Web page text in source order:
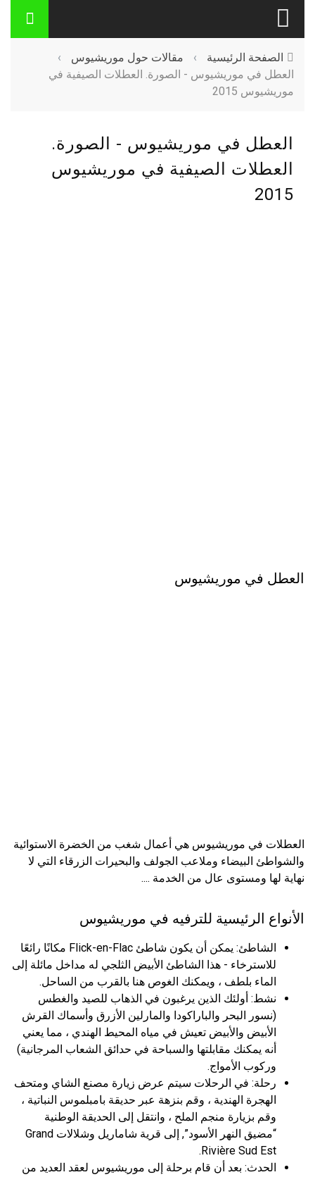
الصفحة الرئيسية › مقالات حول موريشيوس
›
العطل في موريشيوس - الصورة. العطلات الصيفية في
موريشيوس 2015
العطل في موريشيوس - الصورة.
العطلات الصيفية في موريشيوس
2015
العطل في موريشيوس
العطلات في موريشيوس هي أعمال شغب من الخضرة الاستوائية
والشواطئ البيضاء وملاعب الجولف والبحيرات الزرقاء التي لا
نهاية لها ومستوى عال من الخدمة ....
الأنواع الرئيسية للترفيه في موريشيوس
الشاطئ: يمكن أن يكون شاطئ Flick-en-Flac مكانًا رائعًا
للاسترخاء - هذا الشاطئ الأبيض الثلجي له مداخل مائلة إلى
الماء بلطف ، ويمكنك الغوص هنا بالقرب من الساحل.
نشط: أولئك الذين يرغبون في الذهاب للصيد والغطس
(نسور البحر والباراكودا والمارلين الأزرق وأسماك القرش
الأبيض والأبيض تعيش في مياه المحيط الهندي ، مما يعني
أنه يمكنك مقابلتها والسباحة في حدائق الشعاب المرجانية)
وركوب الأمواج.
رحلة: في الرحلات سيتم عرض زيارة مصنع الشاي ومتحف
الهجرة الهندية ، وقم بنزهة عبر حديقة بامبلموس النباتية ،
وقم بزيارة منجم الملح ، وانتقل إلى الحديقة الوطنية
“مضيق النهر الأسود”, إلى قرية شاماريل وشلالات Grand
Rivière Sud Est.
الحدث: بعد أن قام برحلة إلى موريشيوس لعقد العديد من